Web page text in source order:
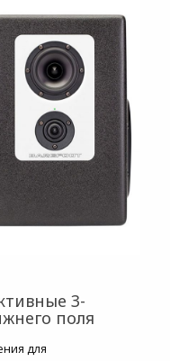
3-
поля
для